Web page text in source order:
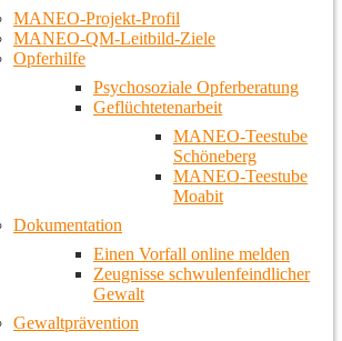
MANEO-Projekt-Profil
MANEO-QM-Leitbild-Ziele
Opferhilfe
Psychosoziale Opferberatung
Geflüchtetenarbeit
MANEO-Teestube
Schöneberg
MANEO-Teestube
Moabit
Dokumentation
Einen Vorfall online melden
Zeugnisse schwulenfeindlicher
Gewalt
Gewaltprävention